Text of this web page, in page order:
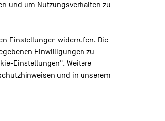
und um Nutzungsverhalten zu
Einstellungen widerrufen. Die
Einwilligungen zu
Einstellungen". Weitere
und in unserem